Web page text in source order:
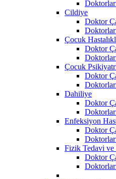
Cildiye
Doktor
Çocuk
Doktor
Çocuk
Doktor
Dahiliye
Doktor
Enfeksiyon
Doktor
Fizik Tedavi ve
Doktor